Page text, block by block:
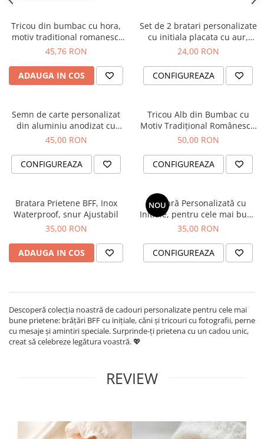
Tricou din bumbac cu hora,
motiv traditional romanesc,
model ie, pentru dama
45,76 RON
ADAUGA IN COS
Set de 2 bratari personalizate
cu initiala placata cu aur,
cadou pentru cele mai bune
24,00 RON
CONFIGUREAZA
Semn de carte personalizat
din aluminiu anodizat cu
mesaj amuzant și charm trifoi
45,00 RON
CONFIGUREAZA
Tricou Alb din Bumbac cu
Motiv Tradițional Românesc -
Model Ie pentru Damă
50,00 RON
CONFIGUREAZA
Bratara Prietene BFF, Inox
Waterproof, snur Ajustabil
35,00 RON
ADAUGA IN COS
NOU
Brățară Personalizată cu
Initiale, pentru cele mai bune
prietene, otel inoxidabil
35,00 RON
CONFIGUREAZA
Descoperă colecția noastră de cadouri personalizate pentru cele mai
bune prietene: brățări BFF cu inițiale, căni și tricouri cu fotografii, perne
cu mesaje și amintiri speciale. Surprinde-ți prietena cu un cadou unic,
creat să celebreze legătura voastră. 💖
REVIEW